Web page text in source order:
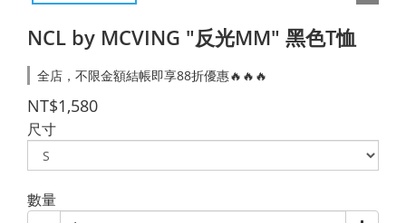
NCL by MCVING "反光MM" 黑色T恤
全店，不限金額結帳即享88折優惠🔥🔥🔥
NT$1,580
尺寸
數量